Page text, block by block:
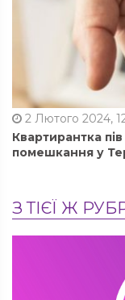
2 Лютого 2024,
Квартирантка
помешкання у
З ТІЄЇ Ж